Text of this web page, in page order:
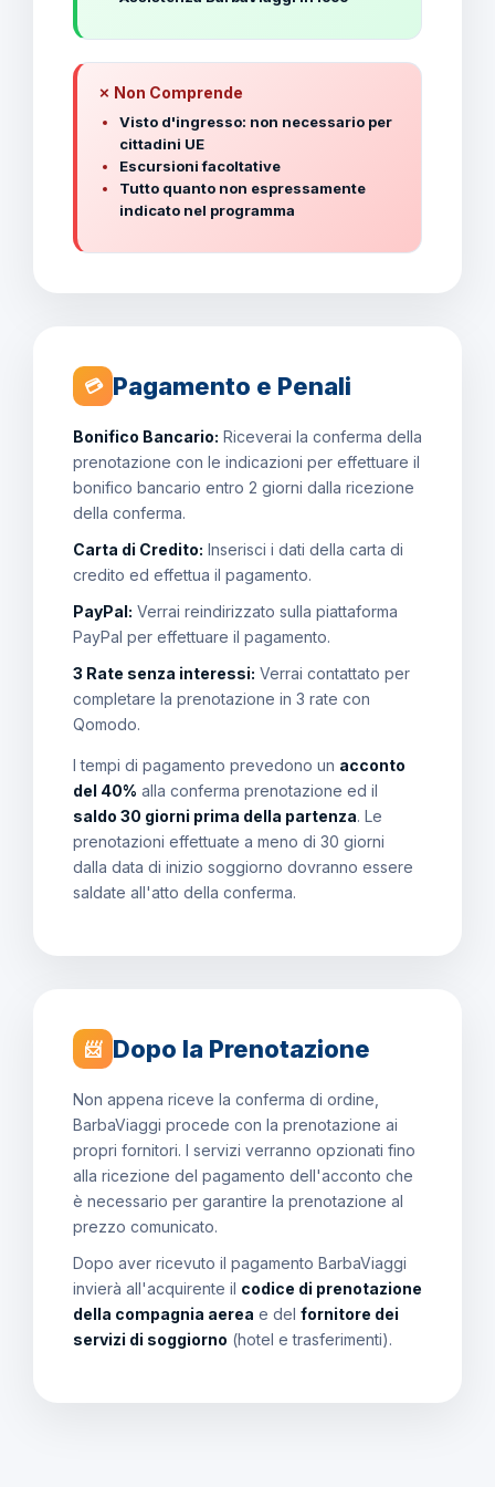
✗ Non Comprende
Visto d'ingresso: non necessario per
cittadini UE
Escursioni facoltative
Tutto quanto non espressamente
indicato nel programma
💳 Pagamento e Penali
Bonifico Bancario: Riceverai la conferma della
prenotazione con le indicazioni per effettuare il
bonifico bancario entro 2 giorni dalla ricezione
della conferma.
Carta di Credito: Inserisci i dati della carta di
credito ed effettua il pagamento.
PayPal: Verrai reindirizzato sulla piattaforma
PayPal per effettuare il pagamento.
3 Rate senza interessi: Verrai contattato per
completare la prenotazione in 3 rate con
Qomodo.
I tempi di pagamento prevedono un acconto
del 40% alla conferma prenotazione ed il
saldo 30 giorni prima della partenza. Le
prenotazioni effettuate a meno di 30 giorni
dalla data di inizio soggiorno dovranno essere
saldate all'atto della conferma.
📨 Dopo la Prenotazione
Non appena riceve la conferma di ordine,
BarbaViaggi procede con la prenotazione ai
propri fornitori. I servizi verranno opzionati fino
alla ricezione del pagamento dell'acconto che
è necessario per garantire la prenotazione al
prezzo comunicato.
Dopo aver ricevuto il pagamento BarbaViaggi
invierà all'acquirente il codice di prenotazione
della compagnia aerea e del fornitore dei
servizi di soggiorno (hotel e trasferimenti).